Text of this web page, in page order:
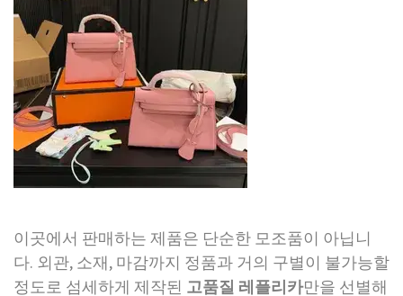
이곳에서 판매하는 제품은 단순한 모조품이 아닙니
다. 외관, 소재, 마감까지 정품과 거의 구별이 불가능할
정도로 섬세하게 제작된 고품질 레플리카만을 선별해